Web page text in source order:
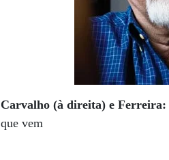
Carvalho (à direita) e Ferreira:
que vem